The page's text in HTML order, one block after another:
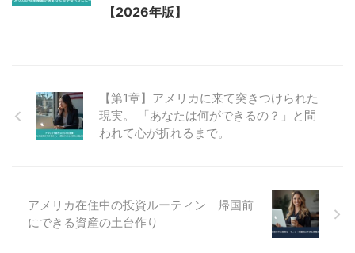
【2026年版】
【第1章】アメリカに来て突きつけられた
現実。 「あなたは何ができるの？」と問
われて心が折れるまで。
アメリカ在住中の投資ルーティン｜帰国前
にできる資産の土台作り